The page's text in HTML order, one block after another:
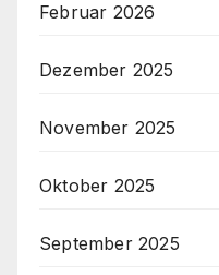
Februar 2026
Dezember 2025
November 2025
Oktober 2025
September 2025